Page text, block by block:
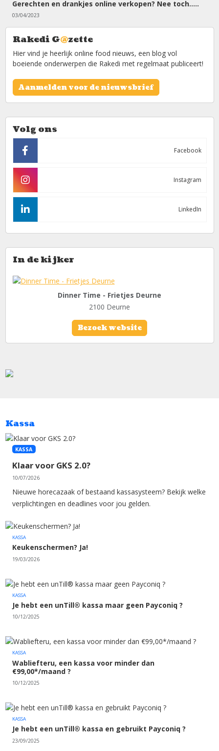
Gerechten en drankjes online verkopen? Nee toch.....
03/04/2023
Rakedi G@zette
Hier vind je heerlijk online food nieuws, een blog vol
boeiende onderwerpen die Rakedi met regelmaat publiceert!
Aanmelden voor de nieuwsbrief
Volg ons
Facebook
Instagram
LinkedIn
In de kijker
Dinner Time - Frietjes Deurne
2100 Deurne
Bezoek website
Kassa
KASSA
Klaar voor GKS 2.0?
10/07/2026
Nieuwe horecazaak of bestaand kassasysteem? Bekijk welke
verplichtingen en deadlines voor jou gelden.
KASSA
Keukenschermen? Ja!
19/03/2026
KASSA
Je hebt een unTill® kassa maar geen Payconiq ?
10/12/2025
KASSA
Wabliefteru, een kassa voor minder dan
€99,00*/maand ?
10/12/2025
KASSA
Je hebt een unTill® kassa en gebruikt Payconiq ?
23/09/2025